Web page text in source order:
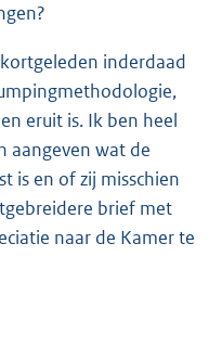
inderdaad
eruit is. Ik ben heel
aangeven wat de
is en of zij misschien
brief met
naar de Kamer te